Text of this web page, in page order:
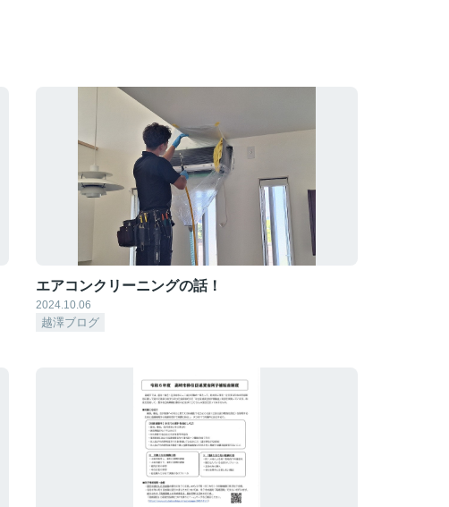
エアコンクリーニングの話！
2024.10.06
越澤ブログ